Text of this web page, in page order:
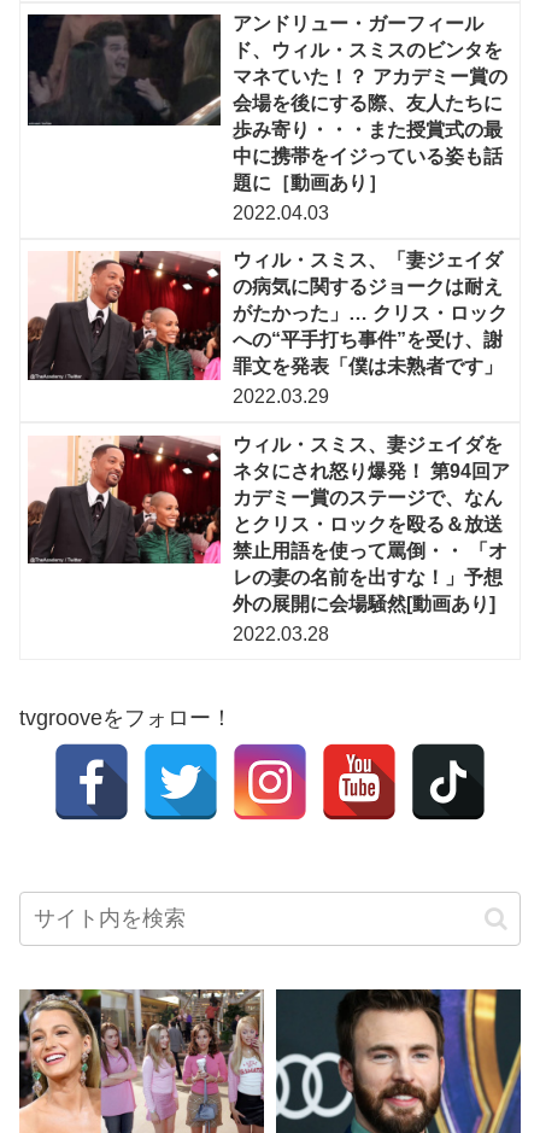
アンドリュー・ガーフィール
ド、ウィル・スミスのビンタを
マネていた！？ アカデミー賞の
会場を後にする際、友人たちに
歩み寄り・・・また授賞式の最
中に携帯をイジっている姿も話
題に［動画あり］
2022.04.03
ウィル・スミス、「妻ジェイダ
の病気に関するジョークは耐え
がたかった」… クリス・ロック
への“平手打ち事件”を受け、謝
罪文を発表「僕は未熟者です」
2022.03.29
ウィル・スミス、妻ジェイダを
ネタにされ怒り爆発！ 第94回ア
カデミー賞のステージで、なん
とクリス・ロックを殴る＆放送
禁止用語を使って罵倒・・ 「オ
レの妻の名前を出すな！」予想
外の展開に会場騒然[動画あり]
2022.03.28
tvgrooveをフォロー！